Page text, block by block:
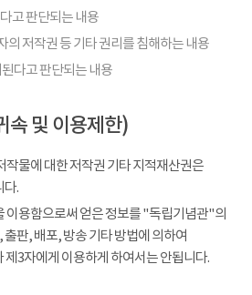
고 판단되는 내용
의 저작권 등 기타 권리를 침해하는 내용
다고 판단되는 내용
속 및 이용제한)
물에 대한 저작권 기타 지적재산권은
다.
용함으로써 얻은 정보를 "독립기념관"의
판, 배포, 방송 기타 방법에 의하여
3자에게 이용하게 하여서는 안됩니다.